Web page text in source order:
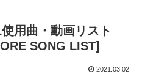
用曲・動画リスト
SONG LIST]
2021.03.02